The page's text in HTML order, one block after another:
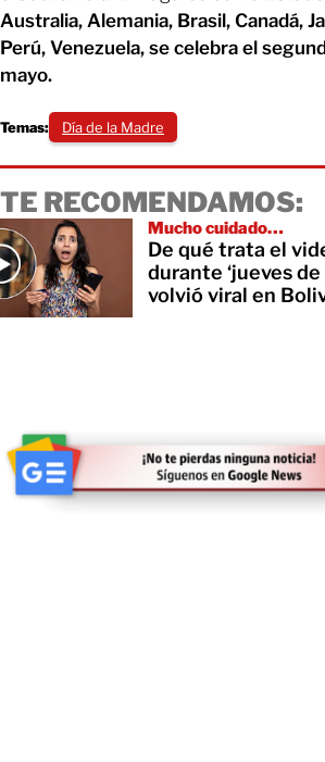
Australia, Alemania, Brasil, Canadá,
Perú, Venezuela, se celebra el
mayo.
Temas: Día de la Madre
TE RECOMENDAMOS:
Mucho cuidado…
De qué trata el
durante ‘jueves
volvió viral en